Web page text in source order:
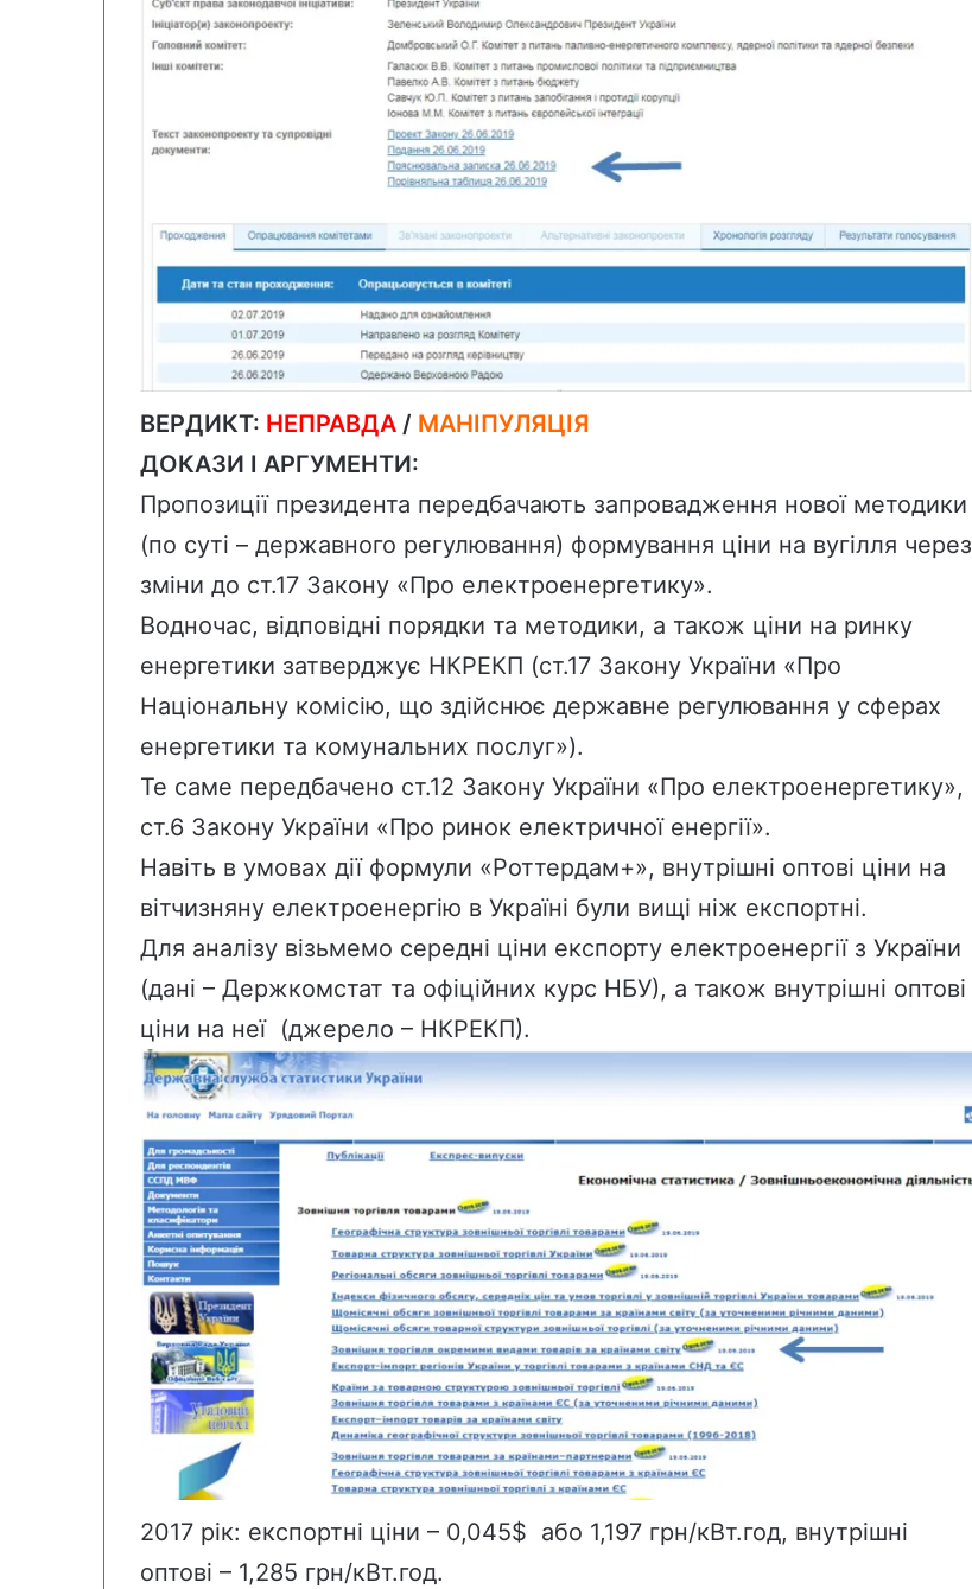
ВЕРДИКТ: НЕПРАВДА / МАНІПУЛЯЦІЯ
ДОКАЗИ І АРГУМЕНТИ:
Пропозиції президента передбачають запровадження нової методики
(по суті – державного регулювання) формування ціни на вугілля через
зміни до ст.17 Закону «Про електроенергетику».
Водночас, відповідні порядки та методики, а також ціни на ринку
енергетики затверджує НКРЕКП (ст.17 Закону України «Про
Національну комісію, що здійснює державне регулювання у сферах
енергетики та комунальних послуг»).
Те саме передбачено ст.12 Закону України «Про електроенергетику»,
ст.6 Закону України «Про ринок електричної енергії».
Навіть в умовах дії формули «Роттердам+», внутрішні оптові ціни на
вітчизняну електроенергію в Україні були вищі ніж експортні.
Для аналізу візьмемо середні ціни експорту електроенергії з України
(дані – Держкомстат та офіційних курс НБУ), а також внутрішні оптові
ціни на неї (джерело – НКРЕКП).
2017 рік: експортні ціни – 0,045$ або 1,197 грн/кВт.год, внутрішні
оптові – 1,285 грн/кВт.год.